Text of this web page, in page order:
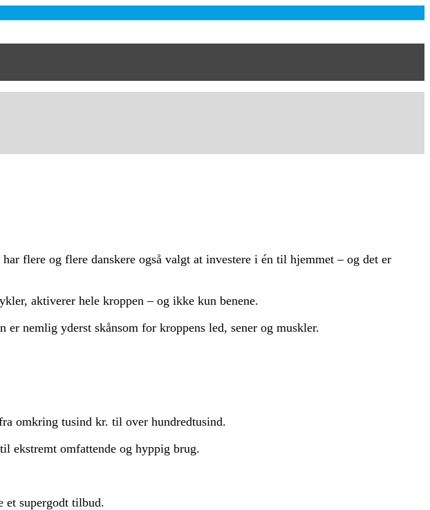
flere og flere danskere også valgt at investere i én til hjemmet – og det er
aktiverer hele kroppen – og ikke kun benene.
nemlig yderst skånsom for kroppens led, sener og muskler.
omkring tusind kr. til over hundredtusind.
ekstremt omfattende og hyppig brug.
et supergodt tilbud.